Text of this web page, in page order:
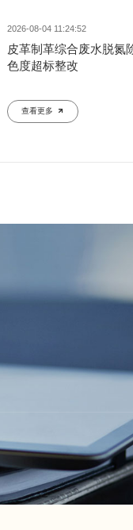
2026-08-04 11:24:52
皮革制革综合废水脱氮
色度超标整改
查看更多